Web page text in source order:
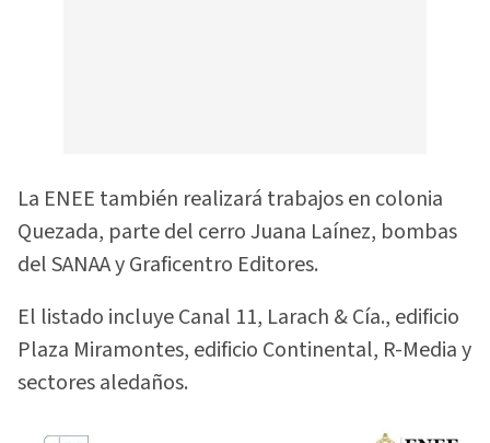
La ENEE también realizará trabajos en colonia
Quezada, parte del cerro Juana Laínez, bombas
del SANAA y Graficentro Editores.
El listado incluye Canal 11, Larach & Cía., edificio
Plaza Miramontes, edificio Continental, R-Media y
sectores aledaños.